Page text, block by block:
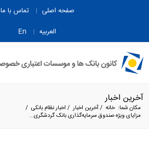
صفحه اصلی
تماس با ما
العربیه
En
آخرین اخبار
مکان شما: خانه /آخرین اخبار / اخبار نظام بانکی /
مزایای ویژه صندوق سرمایه‌گذاری بانک گردشگری...